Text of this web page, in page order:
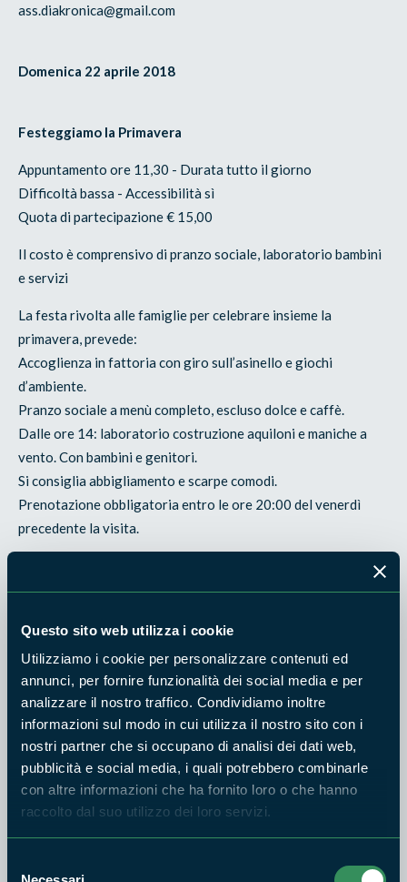
Questo sito web utilizza i cookie
Utilizziamo i cookie per personalizzare contenuti ed
annunci, per fornire funzionalità dei social media e per
analizzare il nostro traffico. Condividiamo inoltre
informazioni sul modo in cui utilizza il nostro sito con i
nostri partner che si occupano di analisi dei dati web,
pubblicità e social media, i quali potrebbero combinarle
con altre informazioni che ha fornito loro o che hanno
raccolto dal suo utilizzo dei loro servizi.
ass.diakronica@gmail.com
Domenica 22 aprile 2018
Festeggiamo la Primavera
Appuntamento ore 11,30 - Durata tutto il giorno
Difficoltà bassa - Accessibilità sì
Quota di partecipazione € 15,00
Il costo è comprensivo di pranzo sociale, laboratorio bambini
e servizi
La festa rivolta alle famiglie per celebrare insieme la
primavera, prevede:
Accoglienza in fattoria con giro sull’asinello e giochi
d’ambiente.
Pranzo sociale a menù completo, escluso dolce e caffè.
Dalle ore 14: laboratorio costruzione aquiloni e maniche a
vento. Con bambini e genitori.
Si consiglia abbigliamento e scarpe comodi.
Prenotazione obbligatoria entro le ore 20:00 del venerdì
precedente la visita.
Sociale "Orizzonti Arcobaleno" 3479306410 -
Giro basso delle fonti del Monte Artemisio
Appuntamento ore 08,30 - Durata 4,30 ore
Difficoltà media - Accessibilità no
Quota di partecipazione € 2,00
Una piacevole escursione sui monti dell'Artemisio, dove si
potranno osservare i boschi di castagno e i boschi misti.
Particolarità della visita è che si passerà per le diverse fonti
presenti nell'area: Fonte del Turano, Fonte Donzelletta,